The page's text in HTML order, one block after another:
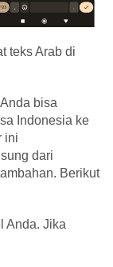
teks Arab di
bisa
Indonesia ke
ini
dari
Berikut
Anda. Jika